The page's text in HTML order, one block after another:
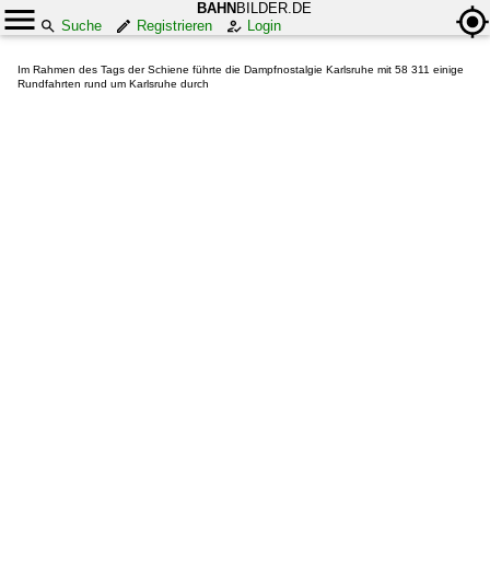
BAHN BILDER.DE
Suche
Registrieren Login
Im Rahmen des Tags der Schiene führte die Dampfnostalgie Karlsruhe mit 58 311 einige
Rundfahrten rund um Karlsruhe durch